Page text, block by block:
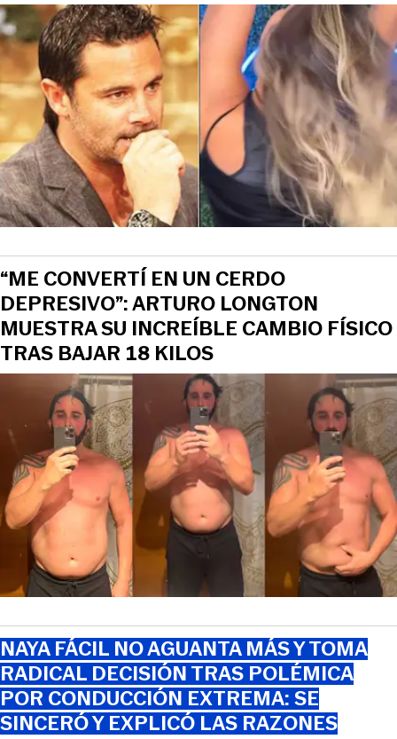
View this post on Instagram
“ME CONVERTÍ EN UN CERDO
DEPRESIVO”: ARTURO LONGTON
MUESTRA SU INCREÍBLE CAMBIO FÍSICO
TRAS BAJAR 18 KILOS
NAYA FÁCIL NO AGUANTA MÁS Y TOMA
RADICAL DECISIÓN TRAS POLÉMICA
POR CONDUCCIÓN EXTREMA: SE
SINCERÓ Y EXPLICÓ LAS RAZONES